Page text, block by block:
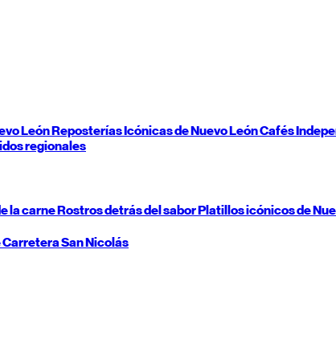
LeónReposterías Icónicas deNuevo LeónCafés
regionales
la carneRostros detrás del saborPlatillos icónicos de
CarreteraSan Nicolás